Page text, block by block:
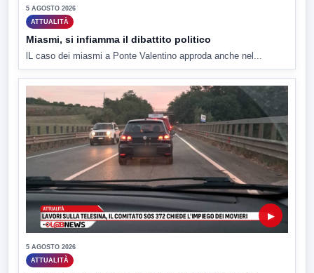
5 AGOSTO 2026
ATTUALITÀ
Miasmi, si infiamma il dibattito politico
lL caso dei miasmi a Ponte Valentino approda anche nel...
▶
5 AGOSTO 2026
ATTUALITÀ